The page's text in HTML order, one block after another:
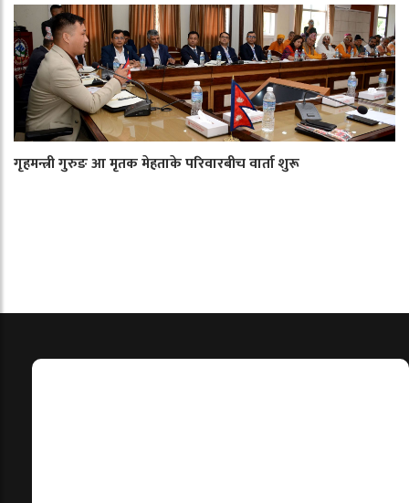
गृहमन्त्री गुरुङ आ मृतक मेहताके परिवारबीच वार्ता शुरू